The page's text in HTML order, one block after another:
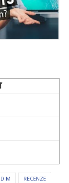
RECENZE